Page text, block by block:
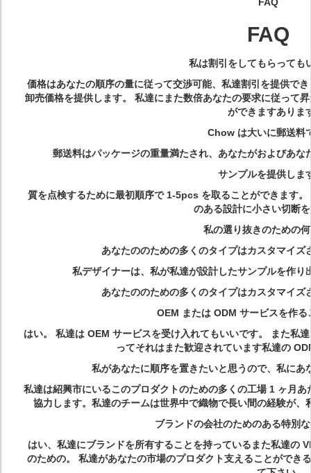
FAQ
私は割引をしてもらっても
価格はあなたの順序の量に従って交渉可能、私達割引を提供で
卸売価格を提供します。 私達にまた数倍あなたの要求に従って
ができますありま
Chow は大いに郵送料
郵送料はパッケージの重量満たされ、あなたがおよびあ
サンプルを提供しま
質を点検するために最初順序で 1-5pcs を取ることができます
のある設計に小さい切断
私の選り抜きのための
あなたののための多くのタイプはカスタマイズ
私デザイナーは、私が私達が設計したサンプルを作
あなたののための多くのタイプはカスタマイズ
OEM または ODM サービスを作
はい。 私達は OEM サービスを受け入れてもいいです。 また私
ってそれはまた歓迎されています私達の
私があなたに順序を置きたいと思うので、私にあ
私達は紹興市にいるこのプロダクトのための多くの工場 1 ヶ月
協力します。私達のチームは世界中で織物で長い間の経験が
ブランドの会社のためのある特別
はい、私達にブランドを所有することを持っているまた私達の
のための。 私達があなたの市場のプロダクト支えることができ